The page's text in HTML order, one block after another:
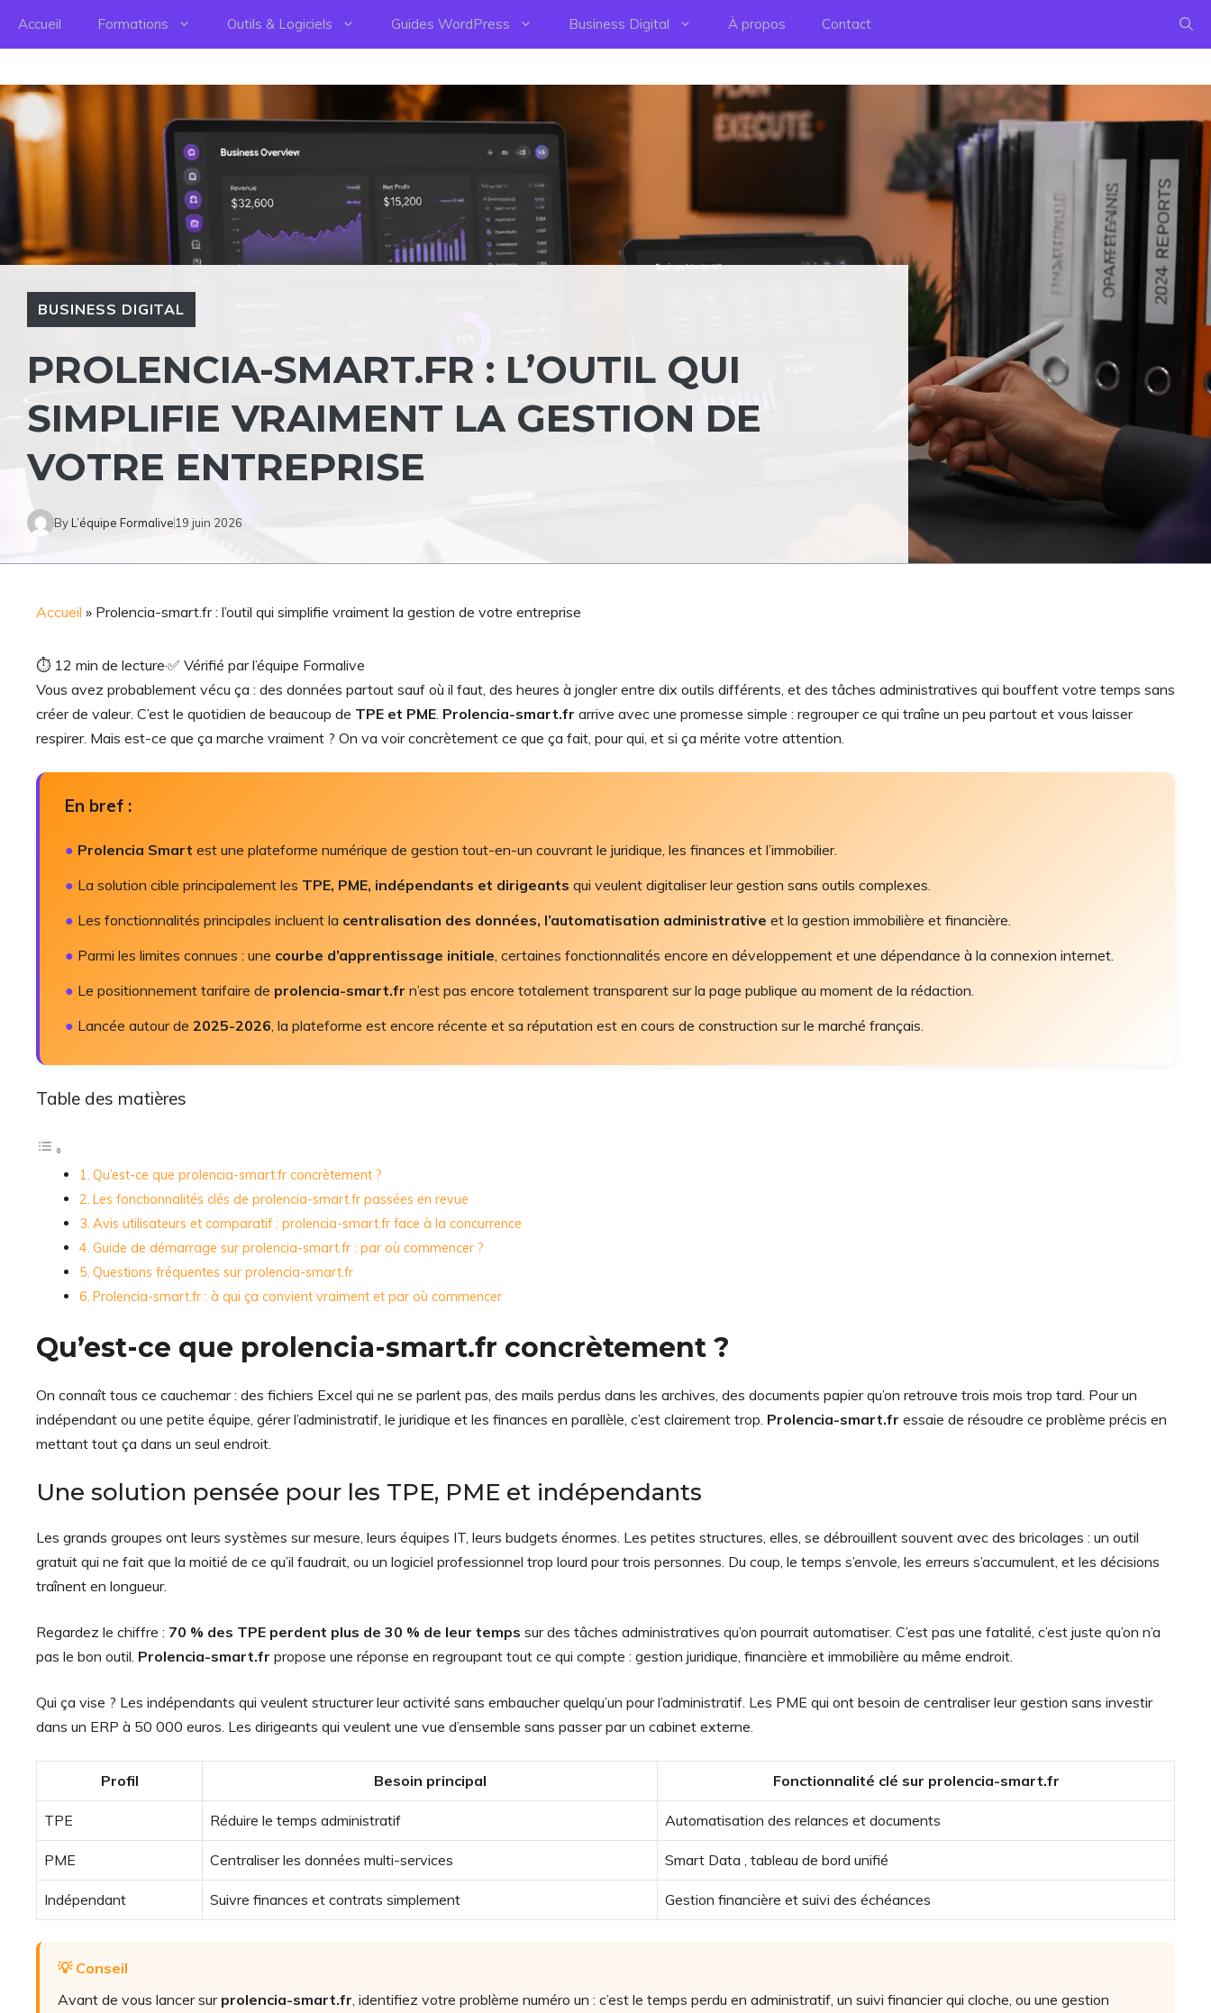
Accueil Formations Outils & Logiciels Guides WordPress Business Digital À propos Contact
BUSINESS DIGITAL
PROLENCIA-SMART.FR : L’OUTIL QUI
SIMPLIFIE VRAIMENT LA GESTION DE
VOTRE ENTREPRISE
ByL’équipe Formalive 19 juin 2026
Accueil » Prolencia-smart.fr : l’outil qui simplifie vraiment la gestion de votre entreprise
⏱ 12 min de lecture·✅ Vérifié par l’équipe Formalive
Vous avez probablement vécu ça : des données partout sauf où il faut, des heures à jongler entre dix outils différents, et des tâches administratives qui bouffent votre temps sans
créer de valeur. C’est le quotidien de beaucoup de TPE et PME. Prolencia-smart.fr arrive avec une promesse simple : regrouper ce qui traîne un peu partout et vous laisser
respirer. Mais est-ce que ça marche vraiment ? On va voir concrètement ce que ça fait, pour qui, et si ça mérite votre attention.
En bref :
● Prolencia Smart est une plateforme numérique de gestion tout-en-un couvrant le juridique, les finances et l’immobilier.
● La solution cible principalement les TPE, PME, indépendants et dirigeants qui veulent digitaliser leur gestion sans outils complexes.
● Les fonctionnalités principales incluent la centralisation des données, l’automatisation administrative et la gestion immobilière et financière.
● Parmi les limites connues : une courbe d’apprentissage initiale, certaines fonctionnalités encore en développement et une dépendance à la connexion internet.
● Le positionnement tarifaire de prolencia-smart.fr n’est pas encore totalement transparent sur la page publique au moment de la rédaction.
● Lancée autour de 2025-2026, la plateforme est encore récente et sa réputation est en cours de construction sur le marché français.
Table des matières
Qu’est-ce que prolencia-smart.fr concrètement ?
Les fonctionnalités clés de prolencia-smart.fr passées en revue
Avis utilisateurs et comparatif : prolencia-smart.fr face à la concurrence
Guide de démarrage sur prolencia-smart.fr : par où commencer ?
Questions fréquentes sur prolencia-smart.fr
Prolencia-smart.fr : à qui ça convient vraiment et par où commencer
Qu’est-ce que prolencia-smart.fr concrètement ?
On connaît tous ce cauchemar : des fichiers Excel qui ne se parlent pas, des mails perdus dans les archives, des documents papier qu’on retrouve trois mois trop tard. Pour un
indépendant ou une petite équipe, gérer l’administratif, le juridique et les finances en parallèle, c’est clairement trop. Prolencia-smart.fr essaie de résoudre ce problème précis en
mettant tout ça dans un seul endroit.
Une solution pensée pour les TPE, PME et indépendants
Les grands groupes ont leurs systèmes sur mesure, leurs équipes IT, leurs budgets énormes. Les petites structures, elles, se débrouillent souvent avec des bricolages : un outil
gratuit qui ne fait que la moitié de ce qu’il faudrait, ou un logiciel professionnel trop lourd pour trois personnes. Du coup, le temps s’envole, les erreurs s’accumulent, et les décisions
traînent en longueur.
Regardez le chiffre : 70 % des TPE perdent plus de 30 % de leur temps sur des tâches administratives qu’on pourrait automatiser. C’est pas une fatalité, c’est juste qu’on n’a
pas le bon outil. Prolencia-smart.fr propose une réponse en regroupant tout ce qui compte : gestion juridique, financière et immobilière au même endroit.
Qui ça vise ? Les indépendants qui veulent structurer leur activité sans embaucher quelqu’un pour l’administratif. Les PME qui ont besoin de centraliser leur gestion sans investir
dans un ERP à 50 000 euros. Les dirigeants qui veulent une vue d’ensemble sans passer par un cabinet externe.
Profil Besoin principal Fonctionnalité clé sur prolencia-smart.fr
TPE Réduire le temps administratif Automatisation des relances et documents
PME Centraliser les données multi-services Smart Data , tableau de bord unifié
Indépendant Suivre finances et contrats simplement Gestion financière et suivi des échéances
💡 Conseil
Avant de vous lancer sur prolencia-smart.fr , identifiez votre problème numéro un : c’est le temps perdu en administratif, un suivi financier qui cloche, ou une gestion